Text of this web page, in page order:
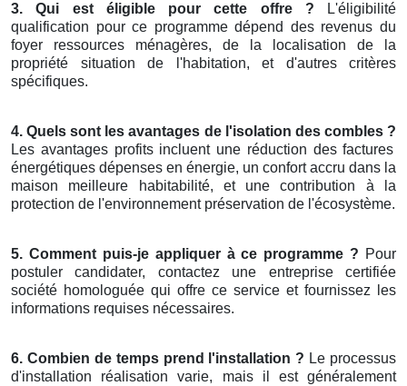
3. Qui est éligible pour cette offre ? L'éligibilité
qualification pour ce programme dépend des revenus du
foyer ressources ménagères, de la localisation de la
propriété situation de l'habitation, et d'autres critères
spécifiques.
4. Quels sont les avantages de l'isolation des combles ?
Les avantages profits incluent une réduction des factures
énergétiques dépenses en énergie, un confort accru dans la
maison meilleure habitabilité, et une contribution à la
protection de l'environnement préservation de l'écosystème.
5. Comment puis-je appliquer à ce programme ? Pour
postuler candidater, contactez une entreprise certifiée
société homologuée qui offre ce service et fournissez les
informations requises nécessaires.
6. Combien de temps prend l'installation ? Le processus
d'installation réalisation varie, mais il est généralement